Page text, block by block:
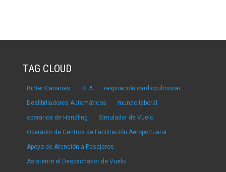
TAG CLOUD
Binter Canarias DEA respiración cardiopulmonar
Desfibriladores Automáticos mundo laboral
operarios de Handling Simulador de Vuelo
Operador de Centros de Facilitación Aeroportuaria
Apoyo de Atención a Pasajeros
Asistente al Despachador de Vuelo